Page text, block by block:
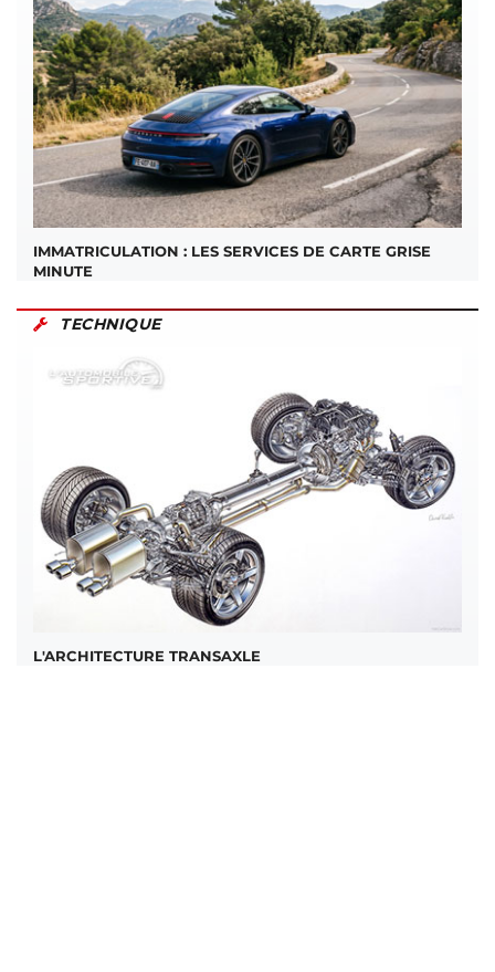
IMMATRICULATION : LES SERVICES DE CARTE GRISE
MINUTE
TECHNIQUE
L'ARCHITECTURE TRANSAXLE